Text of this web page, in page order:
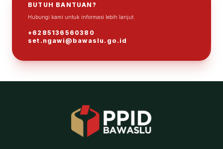
BUTUH BANTUAN?
Hubungi kami untuk informasi lebih lanjut.
+6285136560380
set.ngawi@bawaslu.go.id